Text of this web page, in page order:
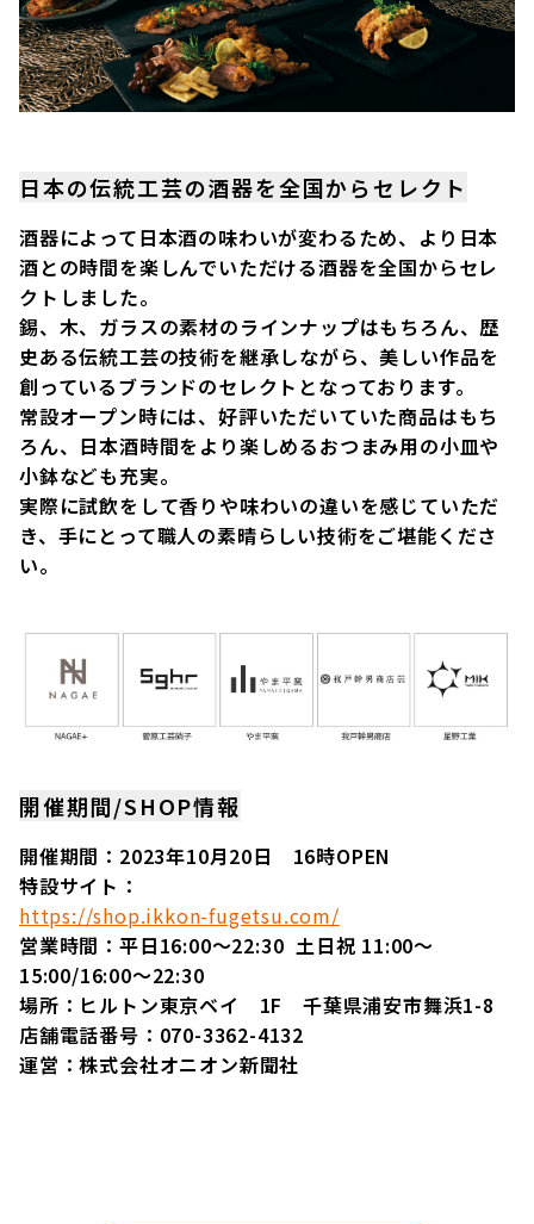
日本の伝統工芸の酒器を全国からセレクト
酒器によって日本酒の味わいが変わるため、より日本
酒との時間を楽しんでいただける酒器を全国からセレ
クトしました。
錫、木、ガラスの素材のラインナップはもちろん、歴
史ある伝統工芸の技術を継承しながら、美しい作品を
創っているブランドのセレクトとなっております。
常設オープン時には、好評いただいていた商品はもち
ろん、日本酒時間をより楽しめるおつまみ用の小皿や
小鉢なども充実。
実際に試飲をして香りや味わいの違いを感じていただ
き、手にとって職人の素晴らしい技術をご堪能くださ
い。
開催期間/SHOP情報
開催期間：2023年10月20日 16時OPEN
特設サイト：
https://shop.ikkon-fugetsu.com/
営業時間：平日16:00〜22:30 土日祝 11:00〜
15:00/16:00〜22:30
場所：ヒルトン東京ベイ 1F 千葉県浦安市舞浜1-8
店舗電話番号：070-3362-4132
運営：株式会社オニオン新聞社